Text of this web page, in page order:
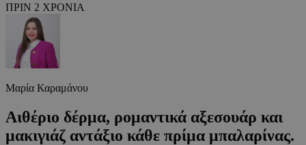
ΠΡΙΝ 2 ΧΡΟΝΙΑ
Μαρία Καραμάνου
Αιθέριο δέρμα, ρομαντικά αξεσουάρ και
μακιγιάζ αντάξιο κάθε πρίμα μπαλαρίνας.